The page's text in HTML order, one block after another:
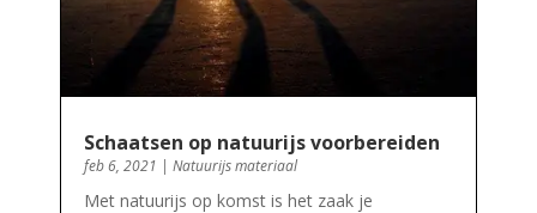
Schaatsen op natuurijs voorbereiden
feb 6, 2021 | Natuurijs materiaal
Met natuurijs op komst is het zaak je